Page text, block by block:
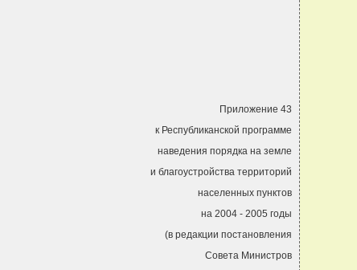
Приложение 43
к Республиканской программе
наведения порядка на земле
и благоустройства территорий
населенных пунктов
на 2004 - 2005 годы
(в редакции постановления
Совета Министров